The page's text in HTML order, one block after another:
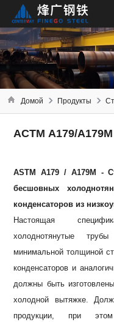
Домой Продукты
АСТМ А179/А179М
ASTM A179 / A179M -
бесшовных
конденсаторов из
Настоящая
холоднотянутые
минимальной толщиной
конденсаторов и
должны быть
холодной вытяжке.
продукции, при